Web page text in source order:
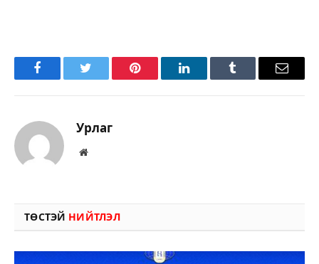
FacebookTwitter Pinterest LinkedInTumblr Имэйл
Урлаг
Вэбсайт
ТӨСТЭЙ НИЙТЛЭЛ